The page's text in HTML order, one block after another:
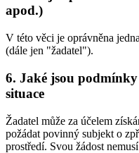
apod.)
V této věci je oprávněna
(dále jen "žadatel").
6. Jaké jsou
situace
Žadatel může za účelem
požádat povinný subjekt o
prostředí. Svou žádost